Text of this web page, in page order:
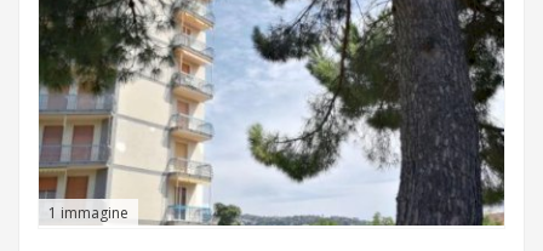
Sottocategoria
Vendita
/
affitto
1 immagine